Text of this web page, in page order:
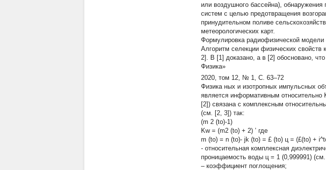
или воздушного бассейна),
систем с целью предотвращения
принудительном поливе
метеорологических карт.
Формулировка радиофизической
Алгоритм селекции физических
2]. В [1] доказано, а в [2] обосновано,
Физика»
2020, том 12,
Физика ных и изотропных импульсных
является информативным относительно
[2]) связана с комплексным
(см. [2, 3]) так:
(m 2 (to)-1)
Kw = (m2 (to) + 2) ’ где
m (to) = n (to)- jk (to) = £ (to) ц = (£(to) +
- относительная комплексная
проницаемость воды ц = 1 (0,999991)
– коэффициент поглощения;